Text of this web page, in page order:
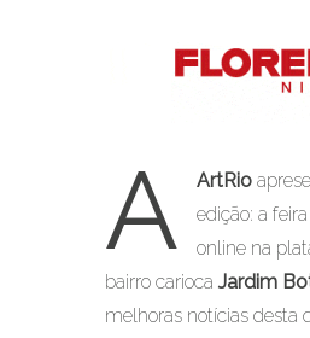
A ArtRio
edição: a
online na
bairro carioca Jardim
melhoras notícias desta